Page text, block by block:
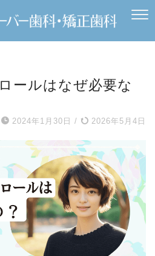
ールはなぜ必要な
2024年1月30日 / 2026年5月4日